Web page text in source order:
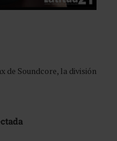
de Soundcore, la división